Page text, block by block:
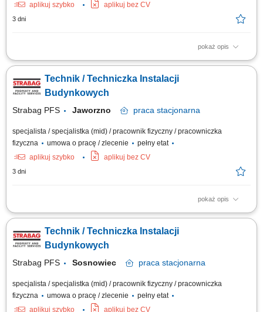
aplikuj szybko
aplikuj bez CV
3 dni
pokaż opis
Opis stanowiska Utrzymanie sprawności instalacji budynkowych:
przeglądy oraz konserwacja urządzeń technicznych. Usuwanie awarii i
bieżące reagowanie na zgłoszenia serwisowe. Współpraca z
Technik / Techniczka Instalacji
Budynkowych
Strabag PFS Jaworzno praca stacjonarna
specjalista / specjalistka (mid) / pracownik fizyczny / pracowniczka
fizyczna
umowa o pracę / zlecenie
pełny etat
aplikuj szybko
aplikuj bez CV
3 dni
pokaż opis
Opis stanowiska Utrzymanie sprawności instalacji budynkowych:
przeglądy oraz konserwacja urządzeń technicznych. Usuwanie awarii i
bieżące reagowanie na zgłoszenia serwisowe. Współpraca z
Technik / Techniczka Instalacji
Budynkowych
Strabag PFS Sosnowiec praca stacjonarna
specjalista / specjalistka (mid) / pracownik fizyczny / pracowniczka
fizyczna
umowa o pracę / zlecenie
pełny etat
aplikuj szybko
aplikuj bez CV